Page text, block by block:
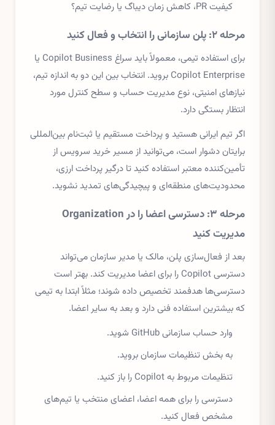
کیفیت PR، کاهش زمان دیباگ یا رضایت تیم؟
مرحله ۲: پلن سازمانی را انتخاب و فعال کنید
برای استفاده تیمی، معمولاً باید سراغ Copilot Business یا
Copilot Enterprise بروید. انتخاب بین این دو به اندازه تیم،
نیازهای امنیتی، نوع مدیریت حساب و سطح کنترل مورد
انتظار بستگی دارد.
اگر تیم ایرانی هستید و پرداخت مستقیم یا ثبت‌نام بین‌المللی
برایتان دشوار است، می‌توانید از مسیر خرید سرویس از
تأمین‌کننده معتبر استفاده کنید تا درگیر پرداخت ارزی،
محدودیت‌های منطقه‌ای و پیچیدگی‌های تمدید نشوید.
مرحله ۳: دسترسی اعضا را در Organization
مدیریت کنید
بعد از فعال‌سازی پلن، مالک یا مدیر سازمان می‌تواند
دسترسی Copilot را برای اعضا مدیریت کند. بهتر است
دسترسی‌ها هدفمند تخصیص داده شوند؛ مثلاً ابتدا به تیمی
که بیشترین استفاده فنی دارد و بعد به سایر اعضا.
وارد حساب سازمانی GitHub شوید.
به بخش تنظیمات سازمان بروید.
تنظیمات مربوط به Copilot را باز کنید.
دسترسی را برای همه اعضا، اعضای منتخب یا تیم‌های
مشخص فعال کنید.